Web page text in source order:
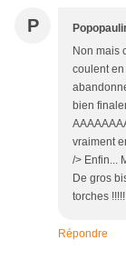
P
Non mais
coulent
bien
vraiment
/> Enfin...
De gros
torches
Répondre